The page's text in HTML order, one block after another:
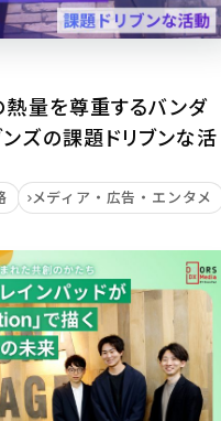
熱量を尊重するバンダ
ズの課題ドリブンな活
メディア・広告・エンタメ